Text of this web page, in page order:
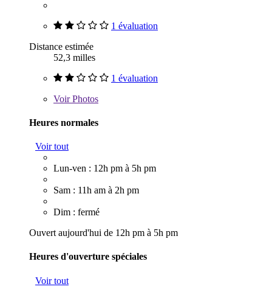
1 évaluation
Distance estimée
52,3 milles
1 évaluation
VoirPhotos
Heures normales
Voir tout
Lun-ven : 12h pm à 5h pm
Sam : 11h am à 2h pm
Dim : fermé
Ouvert aujourd'hui de 12h pm à 5h pm
Heures d'ouverture spéciales
Voir tout